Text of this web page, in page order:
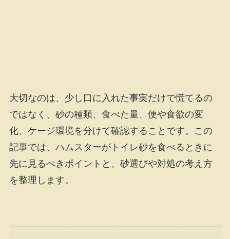
大切なのは、少し口に入れた事実だけで慌てるの
ではなく、砂の種類、食べた量、便や食欲の変
化、ケージ環境を分けて確認することです。この
記事では、ハムスターがトイレ砂を食べるときに
先に見るべきポイントと、砂選びや対処の考え方
を整理します。